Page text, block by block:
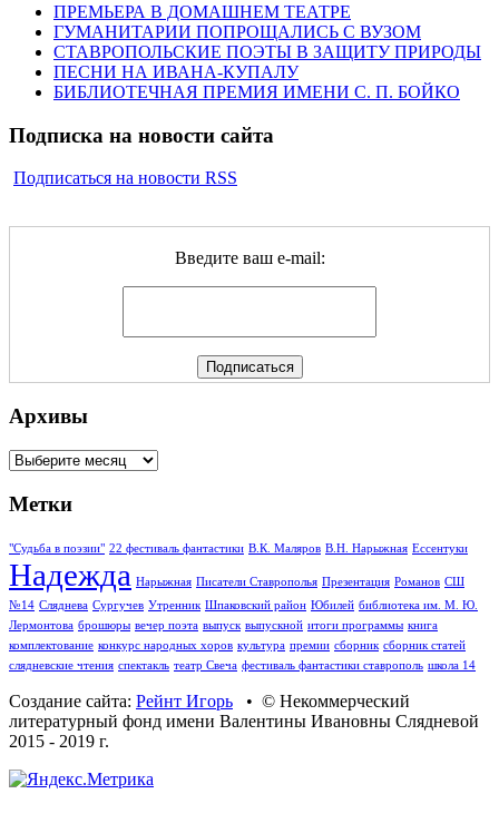
ПРЕМЬЕРА В ДОМАШНЕМ ТЕАТРЕ
ГУМАНИТАРИИ ПОПРОЩАЛИСЬ С ВУЗОМ
СТАВРОПОЛЬСКИЕ ПОЭТЫ В ЗАЩИТУ ПРИРОДЫ
ПЕСНИ НА ИВАНА-КУПАЛУ
БИБЛИОТЕЧНАЯ ПРЕМИЯ ИМЕНИ С. П. БОЙКО
Подписка на новости сайта
Подписаться на новости RSS
Введите ваш e-mail:
Архивы
Архивы
Метки
"Судьба в поэзии" 22 фестиваль фантастики В.К. Маляров В.Н. Нарыжная Ессентуки
Надежда Нарыжная Писатели Ставрополья Презентация Романов СШ
№14 Сляднева Сургучев Утренник Шпаковский район Юбилей библиотека им. М. Ю.
Лермонтова брошюры вечер поэта выпуск выпускной итоги программы книга
комплектование конкурс народных хоров культура премии сборник сборник статей
слядневские чтения спектакль театр Свеча фестиваль фантастики ставрополь школа 14
Создание сайта: Рейнт Игорь • © Некоммерческий
литературный фонд имени Валентины Ивановны Слядневой
2015 - 2019 г.